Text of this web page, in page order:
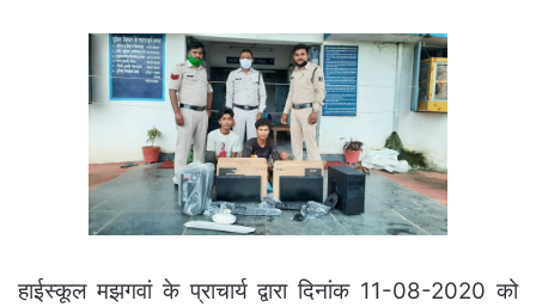
हाईस्कूल मझगवां के प्राचार्य द्वारा दिनांक 11-08-2020 को